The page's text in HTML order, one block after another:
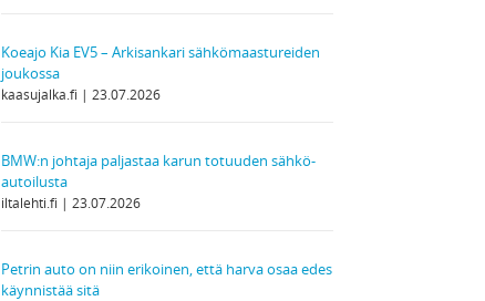
Koeajo Kia EV5 – Arkisankari sähkömaastureiden
joukossa
kaasujalka.fi 23.07.2026
BMW:n johtaja paljastaa karun totuuden sähkö­
autoilusta
iltalehti.fi 23.07.2026
Petrin auto on niin erikoinen, että harva osaa edes
käynnistää sitä